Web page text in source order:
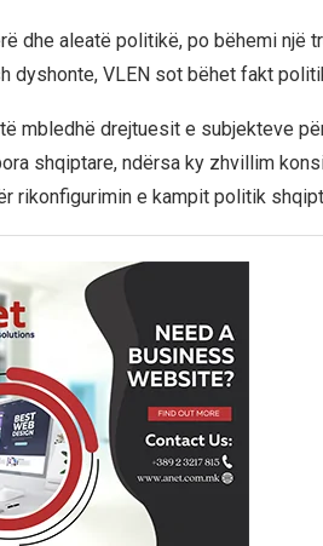
dhe aleatë politikë, po bëhemi një
dyshonte, VLEN sot bëhet fakt
mbledhë drejtuesit e subjekteve
shqiptare, ndërsa ky zhvillim
rikonfigurimin e kampit politik